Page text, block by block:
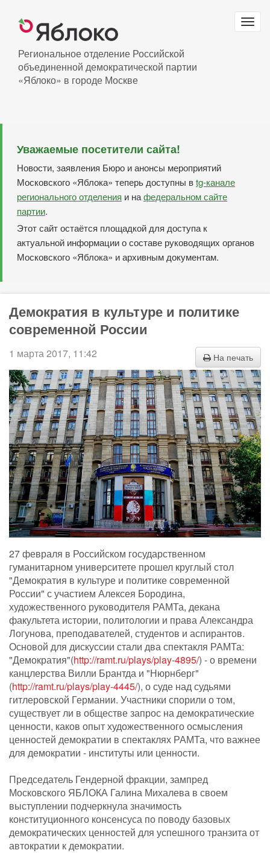
основному
Региональное отделение Российской
объединенной демократической партии
«Яблоко» в городе Москве
Уважаемые посетители сайта!
Новости, заявления Бюро и анонсы мероприятий
Московского «Яблока» теперь доступны вtg-канале
регионального отделения и нафедеральном сайте
партии.
Этот сайт остаётся площадкой для доступа к
актуальной информации о составе руководящих органов
Московского «Яблока» и архивным документам.
Демократия в культуре и политике
современной России
На печать
1 марта 2017, 11:42
27 февраля в Российском государственном
гуманитарном университете прошел круглый стол
"Демократия в культуре и политике современной
России" с участием Алексея Бородина,
художественного руководителя РАМТа, декана
факультета истории, политологии и права Александра
Логунова, преподавателей, студентов и аспирантов.
Основой для дискуссии стали два спектакля РАМТа:
"Демократия"(http://ramt.ru/plays/play-4895/) - о времени
канцлерства Вилли Брантда и "Нюрнберг"
(http://ramt.ru/plays/play-4445/), о суде над судьями
гитлеровской Германии. Участники спорили о том,
существует ли в обществе запрос на демократические
ценности, каков опыт художественного осмысления
ценностей демократии в спектаклях РАМТа, что важнее
для демократии - институты или ценности.
Председатель Гендерной фракции, зампред
Московского ЯБЛОКА Галина Михалева в своем
выступлении подчеркнула значимость
конституционного консенсуса по поводу базовых
демократических ценностей для успешного транзита от
автократии к демократии.